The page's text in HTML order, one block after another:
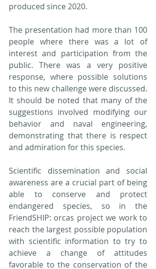
produced since 2020.
The presentation had more than 100
people where there was a lot of
interest and participation from the
public. There was a very positive
response, where possible solutions
to this new challenge were discussed.
It should be noted that many of the
suggestions involved modifying our
behavior and naval engineering,
demonstrating that there is respect
and admiration for this species.
Scientific dissemination and social
awareness are a crucial part of being
able to conserve and protect
endangered species, so in the
FriendSHIP: orcas project we work to
reach the largest possible population
with scientific information to try to
achieve a change of attitudes
favorable to the conservation of the